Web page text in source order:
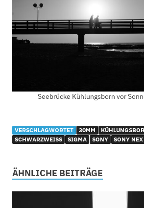
Seebrücke Kühlungsborn vor
VERSCHLAGWORTET 30MM
SCHWARZWEISS
SIGMA SONY SONY
ÄHNLICHE BEITRÄGE